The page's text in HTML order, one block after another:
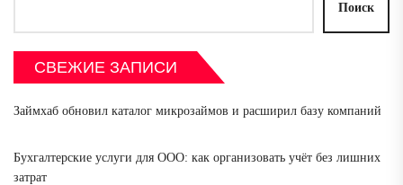
Поиск
СВЕЖИЕ ЗАПИСИ
Займхаб обновил каталог микрозаймов и расширил базу компаний
Бухгалтерские услуги для ООО: как организовать учёт без лишних
затрат